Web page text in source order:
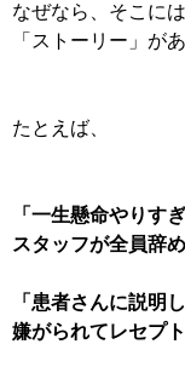
なぜなら、そこには
「ストーリー」が
たとえば、
「一生懸命やりす
スタッフが全員辞
「患者さんに説明
嫌がられてレセプ